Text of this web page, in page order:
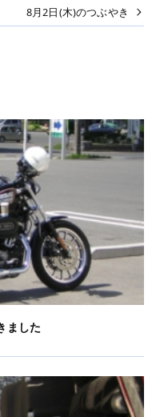
8月2日(木)のつぶやき
ました